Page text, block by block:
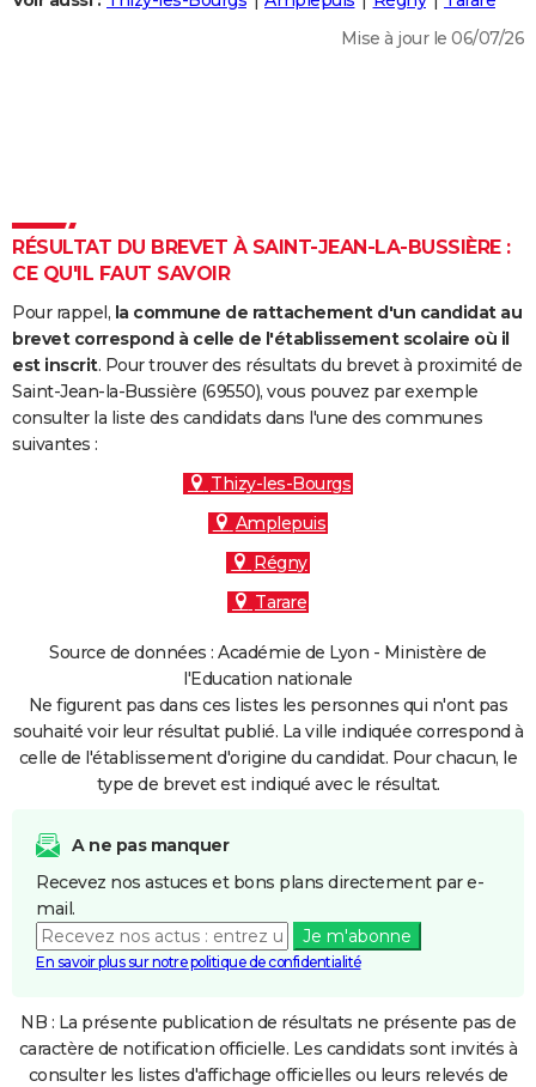
DICTIONNAIRE
Dictionnaire
Biographies
Citations
Expressions
Proverbes
PROGRAMME TV
COPAINS D'AVANT
S'inscrire
Se connecter
Lycées
Collèges
Primaires
Universités
Entreprises
Service militaire
Avis de recherche
AVIS DE DÉCÈS
FORUM
Mise à jour le 06/07/26
RÉSULTAT DU BREVET À SAINT-JEAN-LA-BUSSIÈRE :
CE QU'IL FAUT SAVOIR
Pour rappel, la commune de rattachement d'un candidat au
brevet correspond à celle de l'établissement scolaire où il
est inscrit. Pour trouver des résultats du brevet à proximité de
Saint-Jean-la-Bussière (69550), vous pouvez par exemple
consulter la liste des candidats dans l'une des communes
suivantes :
Thizy-les-Bourgs
Amplepuis
Régny
Tarare
Source de données : Académie de Lyon - Ministère de
l'Education nationale
Ne figurent pas dans ces listes les personnes qui n'ont pas
souhaité voir leur résultat publié. La ville indiquée correspond à
celle de l'établissement d'origine du candidat. Pour chacun, le
type de brevet est indiqué avec le résultat.
A ne pas manquer
Recevez nos astuces et bons plans directement par e-
mail.
Je m'abonne
En savoir plus sur notre politique de confidentialité
NB : La présente publication de résultats ne présente pas de
caractère de notification officielle. Les candidats sont invités à
consulter les listes d'affichage officielles ou leurs relevés de